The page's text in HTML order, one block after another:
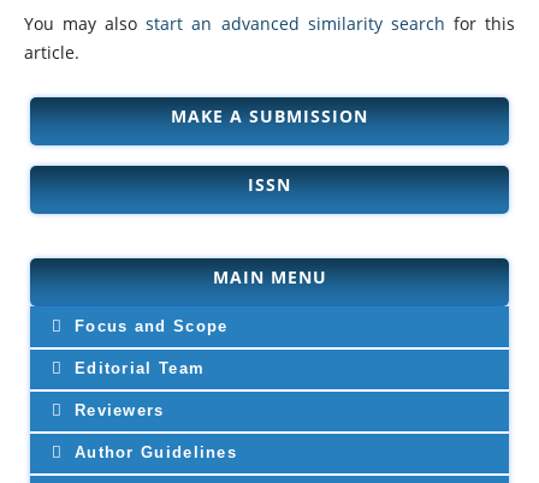
You may alsostart an advanced similarity search for this
article.
MAKE A SUBMISSION
ISSN
MAIN MENU
Focus and Scope
Editorial Team
Reviewers
Author Guidelines